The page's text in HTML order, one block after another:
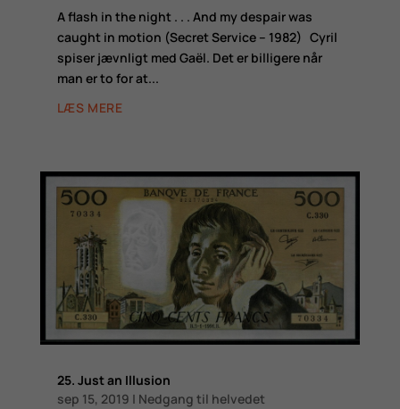
A flash in the night . . . And my despair was
caught in motion (Secret Service – 1982) Cyril
spiser jævnligt med Gaël. Det er billigere når
man er to for at...
LÆS MERE
25. Just an Illusion
sep 15, 2019 | Nedgang til helvedet